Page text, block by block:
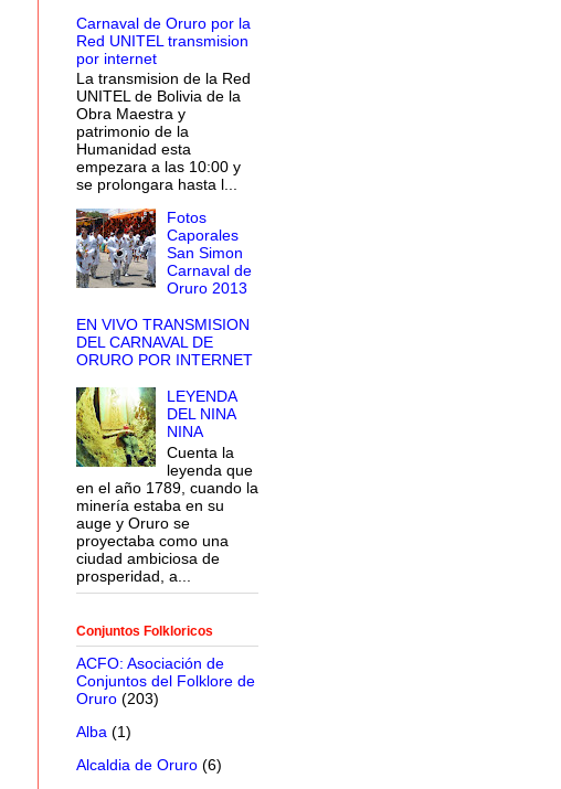
Carnaval de Oruro por la
Red UNITEL transmision
por internet
La transmision de la Red
UNITEL de Bolivia de la
Obra Maestra y
patrimonio de la
Humanidad esta
empezara a las 10:00 y
se prolongara hasta l...
Fotos
Caporales
San Simon
Carnaval de
Oruro 2013
EN VIVO TRANSMISION
DEL CARNAVAL DE
ORURO POR INTERNET
LEYENDA
DEL NINA
NINA
Cuenta la
leyenda que
en el año 1789, cuando la
minería estaba en su
auge y Oruro se
proyectaba como una
ciudad ambiciosa de
prosperidad, a...
Conjuntos Folkloricos
ACFO: Asociación de
Conjuntos del Folklore de
Oruro (203)
Alba (1)
Alcaldia de Oruro (6)